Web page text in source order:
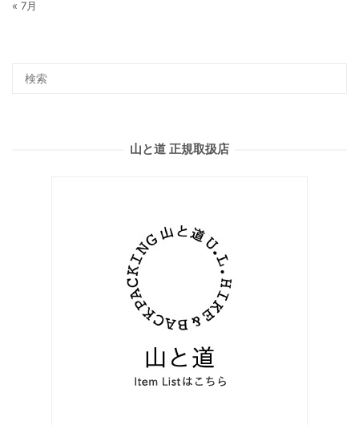
« 7月
山と道 正規取扱店